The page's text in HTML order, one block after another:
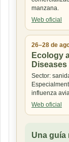
manzana.
Web oficial
26–28 de
Ecology
Sector:
influenza
Web oficial
Una guía